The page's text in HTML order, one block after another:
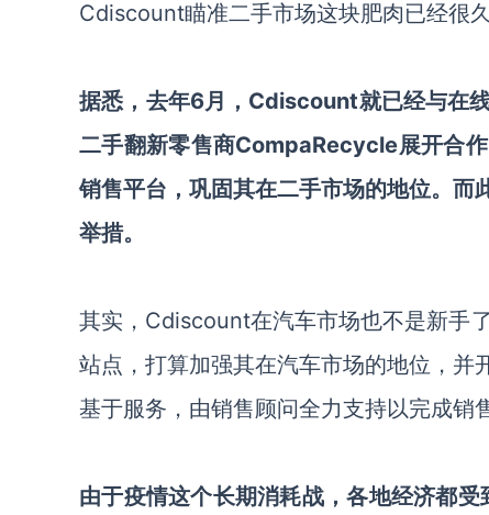
Cdiscount瞄准二手市场这块肥肉已经很
据悉，去年6月， Cdiscount就已经与在
二手翻新零售商CompaRecycle展开合作
销售平台，巩固其在二手市场的地位。而
举措。
其实， Cdiscount在汽车市场也不是新手了
站点 ，打算加强其在汽车市场的地位，并
基于服务，由销售顾问全力支持以完成销售
由于疫情这个长期消耗战，各地经济都